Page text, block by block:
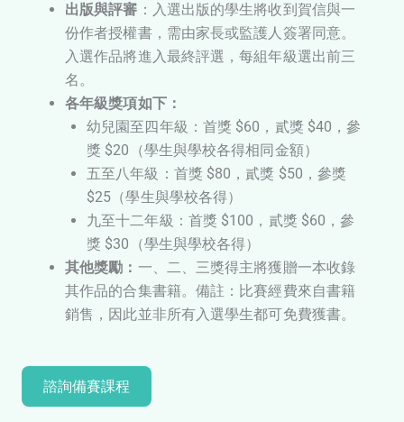
出版與評審 ：入選出版的學生將收到賀信與一
份作者授權書，需由家長或監護人簽署同意。
入選作品將進入最終評選，每組年級選出前三
名。
各年級獎項如下：
幼兒園至四年級：首獎 $60，貳獎 $40，參
獎 $20（學生與學校各得相同金額）
五至八年級：首獎 $80，貳獎 $50，參獎
$25（學生與學校各得）
九至十二年級：首獎 $100，貳獎 $60，參
獎 $30（學生與學校各得）
其他獎勵： 一、二、三獎得主將獲贈一本收錄
其作品的合集書籍。備註：比賽經費來自書籍
銷售，因此並非所有入選學生都可免費獲書。
諮詢備賽課程